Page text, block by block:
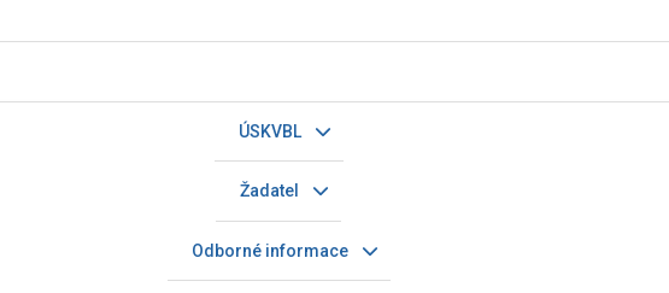
ÚSKVBL
Žadatel
Odborné informace